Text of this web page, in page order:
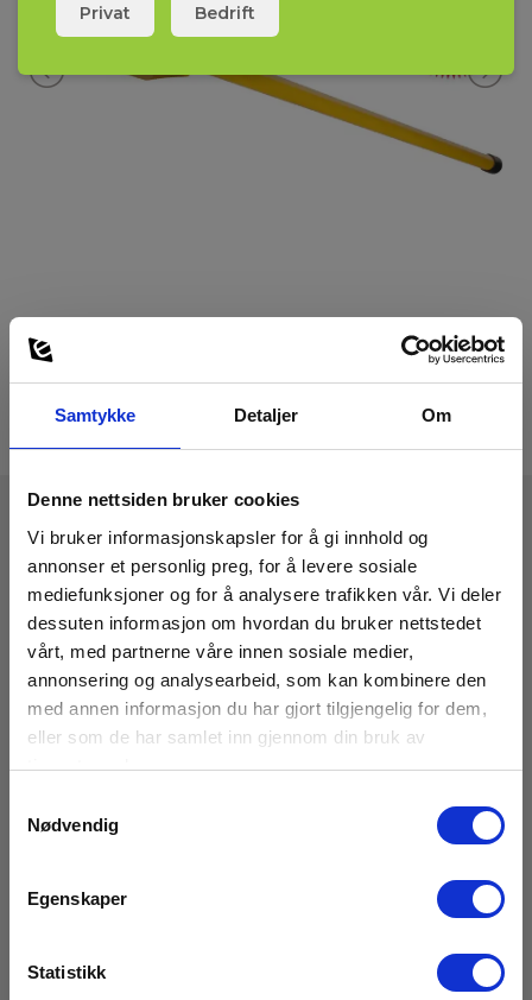
Samtykke Detaljer Om
Denne nettsiden bruker cookies
Vi bruker informasjonskapsler for å gi innhold og
annonser et personlig preg, for å levere sosiale
mediefunksjoner og for å analysere trafikken vår. Vi deler
dessuten informasjon om hvordan du bruker nettstedet
vårt, med partnerne våre innen sosiale medier,
annonsering og analysearbeid, som kan kombinere den
med annen informasjon du har gjort tilgjengelig for dem,
eller som de har samlet inn gjennom din bruk av
tjenestene deres.
Nødvendig
Egenskaper
Statistikk
stoppekraner, kumlokk, grensemarkører, olietanker mm.
Tekniske Data
Søkedybde
Flere meter avh. av søkeobjekt
Følsomhet
5 nivåer
-25…60°C
Ja
1 stk. 9V
Privat Bedrift